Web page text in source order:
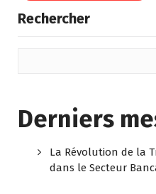
Rechercher
Derniers
La Révolution de la
dans le Secteur